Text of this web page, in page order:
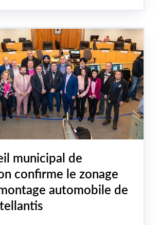
municipal de
confirme le zonage
automobile de